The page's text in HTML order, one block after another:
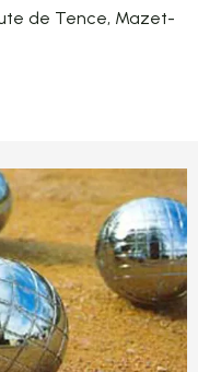
de Tence, Mazet-